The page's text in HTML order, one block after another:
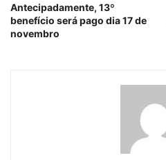
Antecipadamente, 13º
benefício será pago dia 17 de
novembro